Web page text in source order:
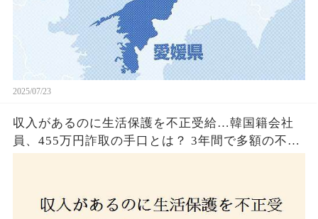
2025/07/23
収入があるのに生活保護を不正受給…韓国籍会社
員、455万円詐取の手口とは？ 3年間で多額の不正